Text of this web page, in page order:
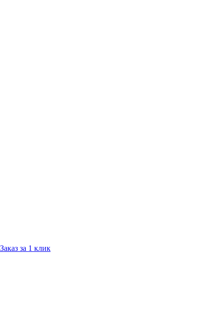
Заказ за 1 клик